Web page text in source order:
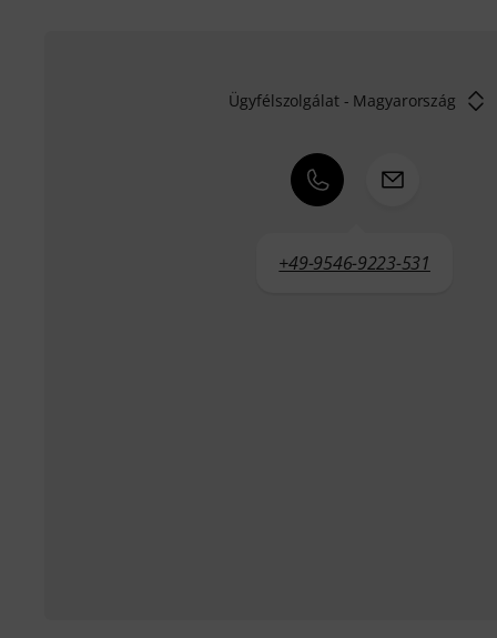
Ügyfélszolgálat - Magyarország
+49-9546-9223-531